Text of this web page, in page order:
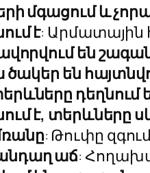
մգացում և
է: Արմատային
են
ծակեր են
դեղնում
է, տերևները
: Թուփը
աճ: